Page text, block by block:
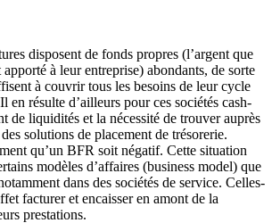
disposent de fonds propres (l’argent que
apporté à leur entreprise) abondants, de sorte
à couvrir tous les besoins de leur cycle
en résulte d’ailleurs pour ces sociétés cash-
de liquidités et la nécessité de trouver auprès
solutions de placement de trésorerie.
qu’un BFR soit négatif. Cette situation
modèles d’affaires (business model) que
dans des sociétés de service. Celles-
facturer et encaisser en amont de la
prestations.